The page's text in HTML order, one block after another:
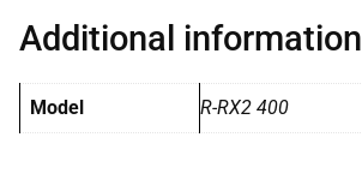
Additional information
Model R-RX2 400